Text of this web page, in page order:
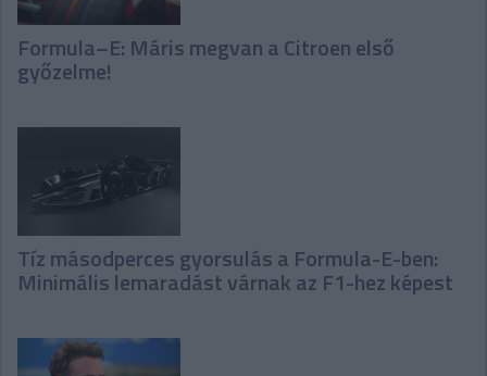
Formula–E: Máris megvan a Citroen első
győzelme!
Tíz másodperces gyorsulás a Formula-E-ben:
Minimális lemaradást várnak az F1-hez képest